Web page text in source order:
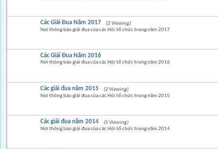
Các Giải Đua Năm 2017
(2 Viewing)
Nơi thông báo giải đua của các Hội tổ chức trong năm 2017
Các Giải Đua Năm 2016
Nơi thông báo giải đua của các Hội tổ chức trong năm 2016
Các giải đua năm 2015
(2 Viewing)
Nơi thông báo giải đua của các Hội tổ chức trong năm 2015
Các giải đua năm 2014
(5 Viewing)
Nơi thông báo giải đua của các Hội tổ chức trong năm 2014